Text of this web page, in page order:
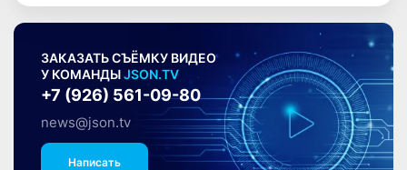
ЗАКАЗАТЬ СЪЁМКУ ВИДЕО
У КОМАНДЫJSON.TV
+7 (926) 561-09-80
news@json.tv
Написать